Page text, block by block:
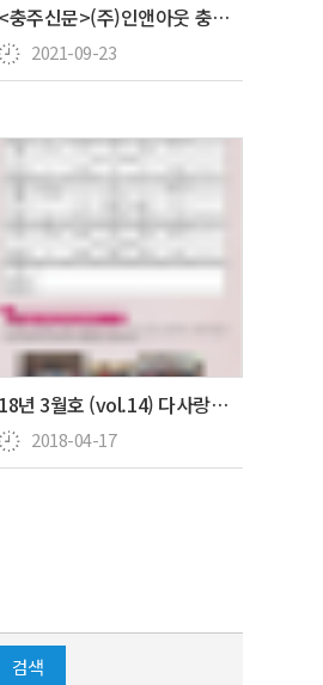
<충주신문>(주)인앤아웃 충주휴게소, 추석 맞이 나눔 …
2021-09-23
18년 3월호 (vol.14) 다사랑 뉴스레터
2018-04-17